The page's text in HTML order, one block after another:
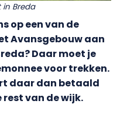
Breda
op een van de
Avansgebouw aan
Daar moet je
voor trekken.
daar dan betaald
rest van de wijk.